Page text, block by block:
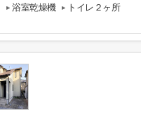
浴室乾燥機
トイレ２ヶ所